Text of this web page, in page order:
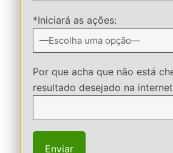
*Iniciará as ações:
Por que acha que não está
resultado desejado na